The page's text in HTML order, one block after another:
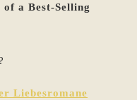
a Best-Selling
Liebesromane